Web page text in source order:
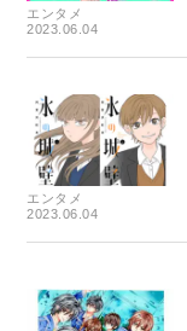
エンタメ
2023.06.04
エンタメ
2023.06.04